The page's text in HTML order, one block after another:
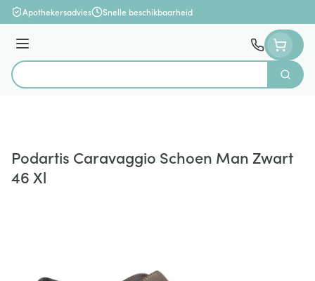
Ga naar de inhoud
Apothekersadvies Snelle beschikbaarheid
Menu
Product, merk, categorie...
Zoek
Podartis Caravaggio Schoen Man Zwart
46 Xl